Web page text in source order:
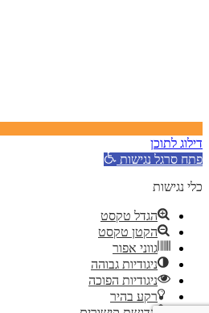
דילוג לתוכן
פתח סרגל נגישות
כלי נגישות
הגדל טקסט
הקטן טקסט
גווני אפור
ניגודיות גבוהה
ניגודיות הפוכה
רקע בהיר